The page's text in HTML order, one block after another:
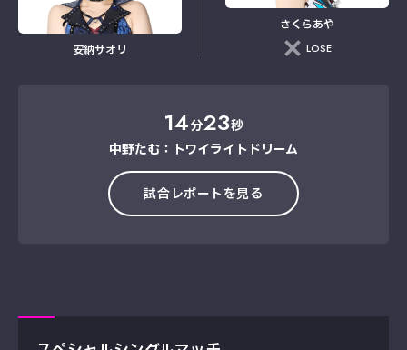
安納サオリ
さくらあや
LOSE
14分23秒
中野たむ：トワイライトドリーム
試合レポートを見る